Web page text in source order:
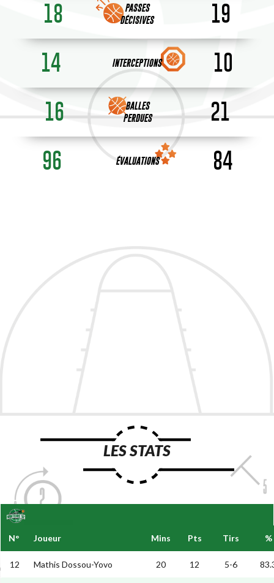
18
PASSES
DÉCISIVES
19
14
INTERCEPTIONS
10
16
BALLES
PERDUES
21
96
ÉVALUATIONS 84
LES STATS
N° Joueur Mins Pts Tirs %
12 Mathis Dossou-Yovo 20 12 5-6